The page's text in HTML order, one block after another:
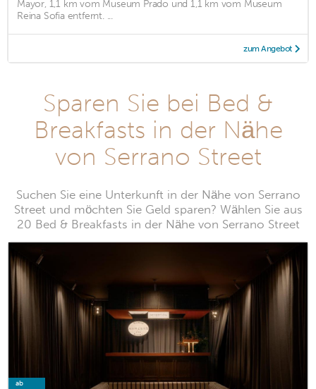
Mayor, 1,1 km vom Museum Prado und 1,1 km vom Museum
Reina Sofia entfernt. ...
zum Angebot
Sparen Sie bei Bed &
Breakfasts in der Nähe
von Serrano Street
Suchen Sie eine Unterkunft in der Nähe von Serrano
Street und möchten Sie Geld sparen? Wählen Sie aus
20 Bed & Breakfasts in der Nähe von Serrano Street
ab